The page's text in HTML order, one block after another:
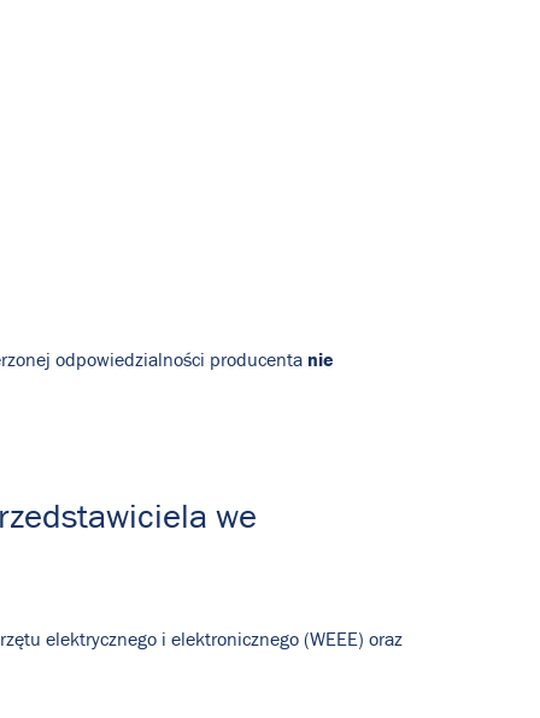
odpowiedzialności producenta nie
we
elektrycznego i elektronicznego (WEEE) oraz